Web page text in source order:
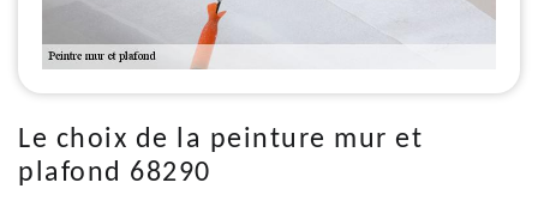
Le choix de la peinture mur et
plafond 68290